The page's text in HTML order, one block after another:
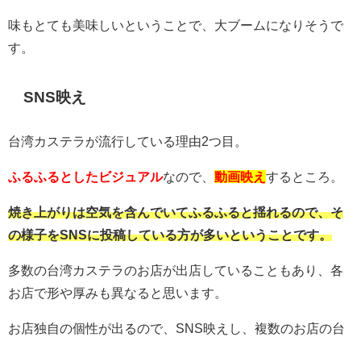
味もとても美味しいということで、大ブームになりそうで
す。
SNS映え
台湾カステラが流行している理由2つ目。
ふるふるとしたビジュアルなので、 動画映え するところ。
焼き上がりは空気を含んでいてふるふると揺れるので、そ
の様子をSNSに投稿している方が多いということです。
多数の台湾カステラのお店が出店していることもあり、各
お店で形や厚みも異なると思います。
お店独自の個性が出るので、SNS映えし、複数のお店の台